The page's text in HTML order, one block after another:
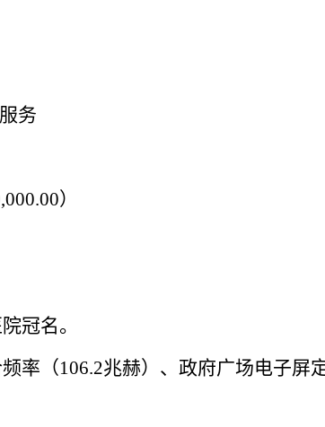
务
）
冠名。
率（106.2兆赫）、政府广场电子屏